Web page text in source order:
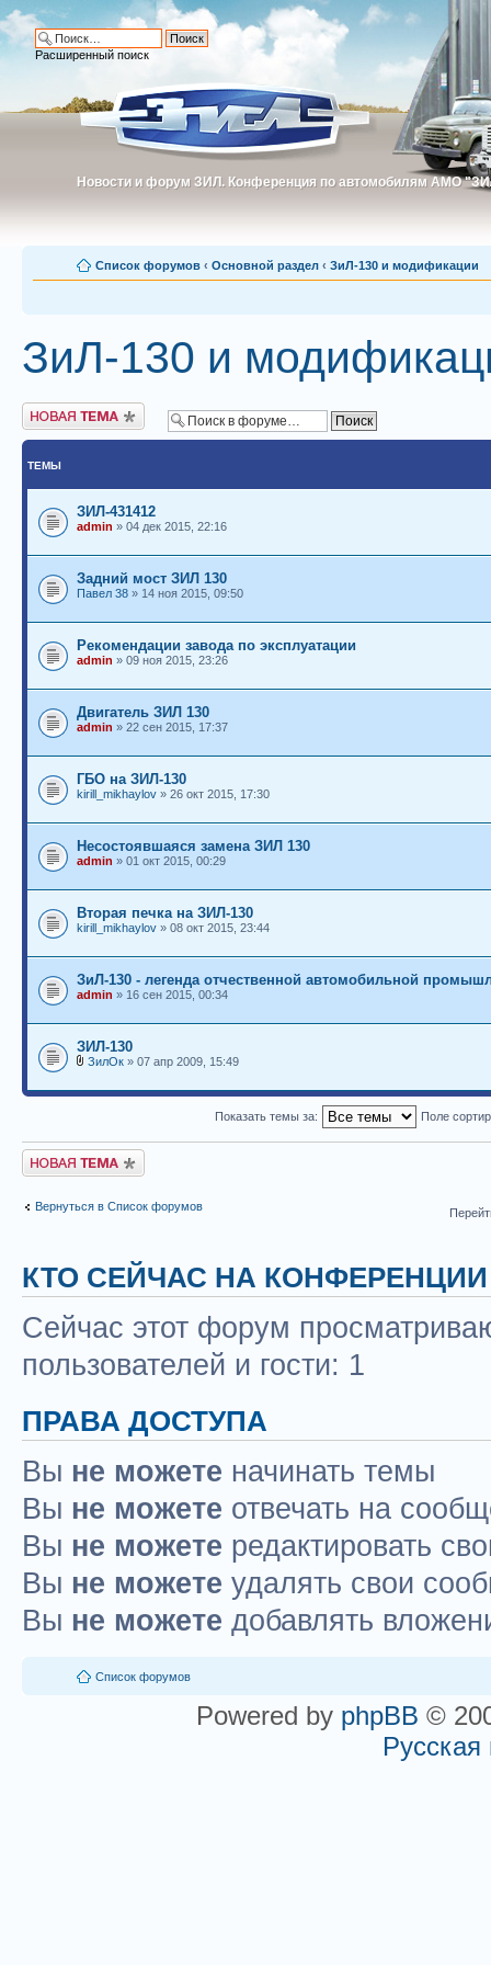
Новости и форум ЗИЛ. Конференция по автомобилям АМО
Новости и форум ЗИЛ. Конференция по автомобилям АМО
Расширенный поиск
Список форумов ‹ Основной раздел ‹ ЗиЛ-130 и модификации
ЗиЛ-130 и
Новая тема
ТЕМЫ
ЗИЛ-431412
admin » 04 дек 2015, 22:16
Задний мост ЗИЛ 130
Павел 38 » 14 ноя 2015, 09:50
Рекомендации завода по эксплуатации
admin » 09 ноя 2015, 23:26
Двигатель ЗИЛ 130
admin » 22 сен 2015, 17:37
ГБО на ЗИЛ-130
kirill_mikhaylov » 26 окт 2015, 17:30
Несостоявшаяся замена ЗИЛ 130
admin » 01 окт 2015, 00:29
Вторая печка на ЗИЛ-130
kirill_mikhaylov » 08 окт 2015, 23:44
ЗиЛ-130 - легенда отчественной автомобильной
admin » 16 сен 2015, 00:34
ЗИЛ-130
ЗилОк » 07 апр 2009, 15:49
Показать темы за: Поле
Новая тема
Вернуться в Список форумов
КТО СЕЙЧАС НА КОНФЕРЕНЦИИ
Сейчас этот форум
пользователей и гости: 1
ПРАВА ДОСТУПА
Вы не можете начинать темы
Вы не можете отвечать на
Вы не можете редактировать
Вы не можете удалять свои
Вы не можете добавлять
Список форумов
Powered by phpBB ©